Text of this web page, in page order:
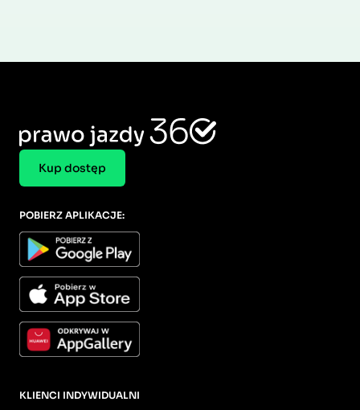
Kup dostęp
KLIENCI INDYWIDUALNI
POBIERZ APLIKACJE: